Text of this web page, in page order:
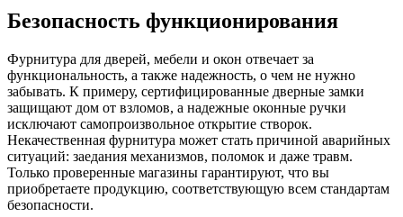
Безопасность функционирования
Фурнитура для дверей, мебели и окон отвечает за
функциональность, а также надежность, о чем не нужно
забывать. К примеру, сертифицированные дверные замки
защищают дом от взломов, а надежные оконные ручки
исключают самопроизвольное открытие створок.
Некачественная фурнитура может стать причиной аварийных
ситуаций: заедания механизмов, поломок и даже травм.
Только проверенные магазины гарантируют, что вы
приобретаете продукцию, соответствующую всем стандартам
безопасности.